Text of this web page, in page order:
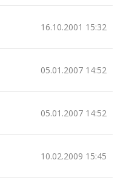
16.10.2001 15:32
05.01.2007 14:52
05.01.2007 14:52
10.02.2009 15:45